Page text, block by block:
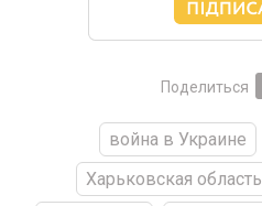
Поделиться
война в Украине
Харьковская область